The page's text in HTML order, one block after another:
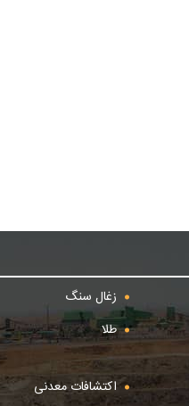
زغال سنگ
طلا
اکتشافات معدنی